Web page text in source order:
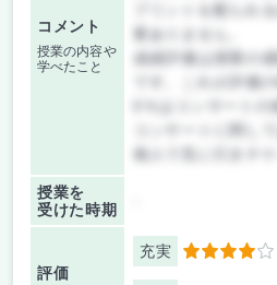
コメント
授業の内容や
学べたこと
プリントを配られ
要ありません。
成績評価は授業の
です。これが評価
コンサートに関し
個人で見に行きチ
授業を
受けた時期
評価
充実 4